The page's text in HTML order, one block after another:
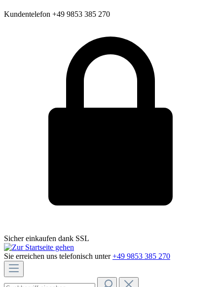
Kundentelefon +49 9853 385 270
Sicher einkaufen dank SSL
Sie erreichen uns telefonisch unter +49 9853 385 270